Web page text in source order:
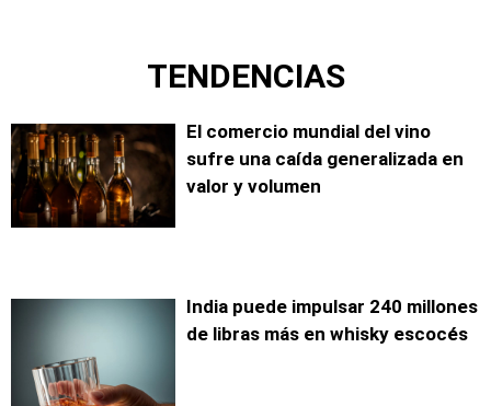
TENDENCIAS
El comercio mundial del vino
sufre una caída generalizada en
valor y volumen
India puede impulsar 240 millones
de libras más en whisky escocés